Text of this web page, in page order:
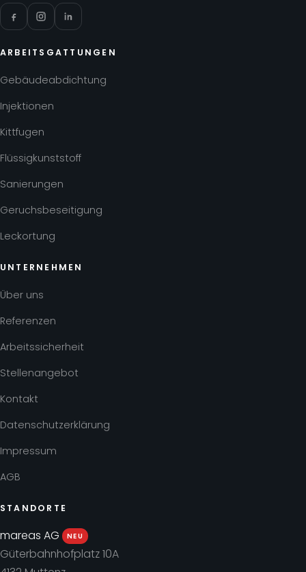
ARBEITSGATTUNGEN
Gebäudeabdichtung
Injektionen
Kittfugen
Flüssigkunststoff
Sanierungen
Geruchsbeseitigung
Leckortung
UNTERNEHMEN
Über uns
Referenzen
Arbeitssicherheit
Stellenangebot
Kontakt
Datenschutzerklärung
Impressum
AGB
STANDORTE
mareas AG NEU
Güterbahnhofplatz 10A